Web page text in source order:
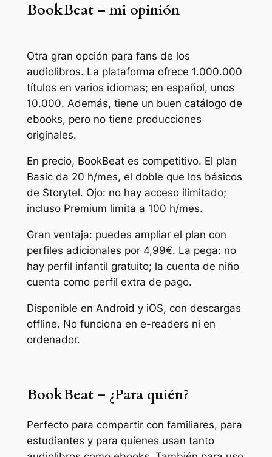
BookBeat – mi opinión
Otra gran opción para fans de los
audiolibros. La plataforma ofrece 1.000.000
títulos en varios idiomas; en español, unos
10.000. Además, tiene un buen catálogo de
ebooks, pero no tiene producciones
originales.
En precio, BookBeat es competitivo. El plan
Basic da 20 h/mes, el doble que los básicos
de Storytel. Ojo: no hay acceso ilimitado;
incluso Premium limita a 100 h/mes.
Gran ventaja: puedes ampliar el plan con
perfiles adicionales por 4,99€. La pega: no
hay perfil infantil gratuito; la cuenta de niño
cuenta como perfil extra de pago.
Disponible en Android y iOS, con descargas
offline. No funciona en e-readers ni en
ordenador.
BookBeat – ¿Para quién?
Perfecto para compartir con familiares, para
estudiantes y para quienes usan tanto